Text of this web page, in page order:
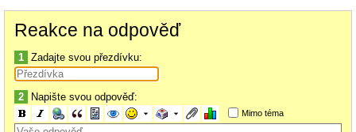
Reakce na odpověď
1 Zadajte svou přezdívku:
2 Napište svou odpověď:
Mimo téma